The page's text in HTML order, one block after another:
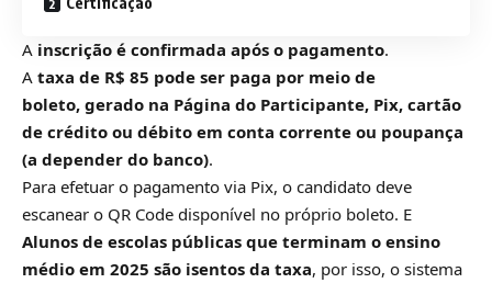
A inscrição é confirmada após o pagamento.
A taxa de R$ 85 pode ser paga por meio de
boleto, gerado na Página do Participante, Pix, cartão
de crédito ou débito em conta corrente ou poupança
(a depender do banco).
Para efetuar o pagamento via Pix, o candidato deve
escanear o QR Code disponível no próprio boleto. E
Alunos de escolas públicas que terminam o ensino
médio em 2025 são isentos da taxa, por isso, o sistema